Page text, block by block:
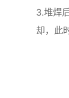
3.堆焊
却，此